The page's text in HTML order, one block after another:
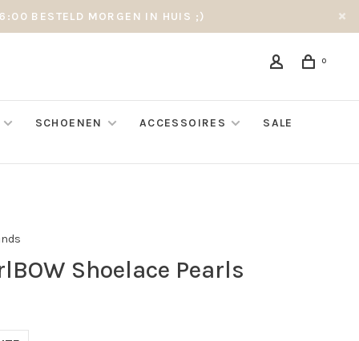
BESTELD MORGEN IN HUIS ;)
0
SCHOENEN ACCESSOIRES
SALE
Shoelace Pearls